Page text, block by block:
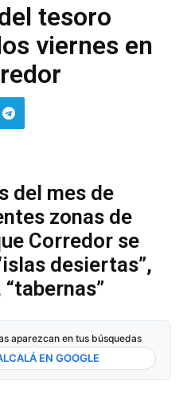
tesoro
viernes en
del mes de
zonas de
Corredor se
desiertas”,
aparezcan en tus búsquedas
EN GOOGLE